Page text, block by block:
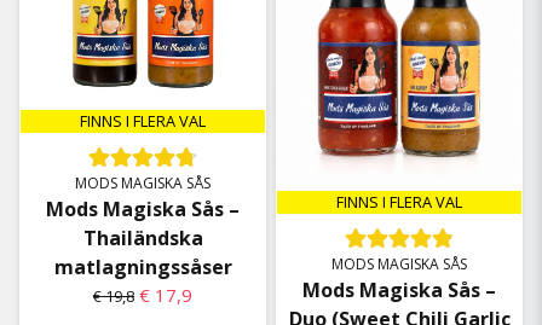
FINNS I FLERA VAL
MODS MAGISKA SÅS
Mods Magiska Sås –
Thailändska
matlagningssåser
€ 19,8 € 17,9
FINNS I FLERA VAL
MODS MAGISKA SÅS
Mods Magiska Sås –
Duo (Sweet Chili Garlic